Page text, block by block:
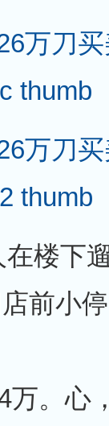
楼下
前小
万。心